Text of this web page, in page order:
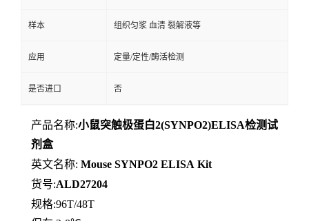
样本 组织匀浆 血清 裂解液等
应用 定量/定性/酶活检测
是否进口 否
产品名称:小鼠突触极蛋白2(SYNPO2)ELISA检测试
剂盒
英文名称: Mouse SYNPO2 ELISA Kit
货号:ALD27204
规格:96T/48T